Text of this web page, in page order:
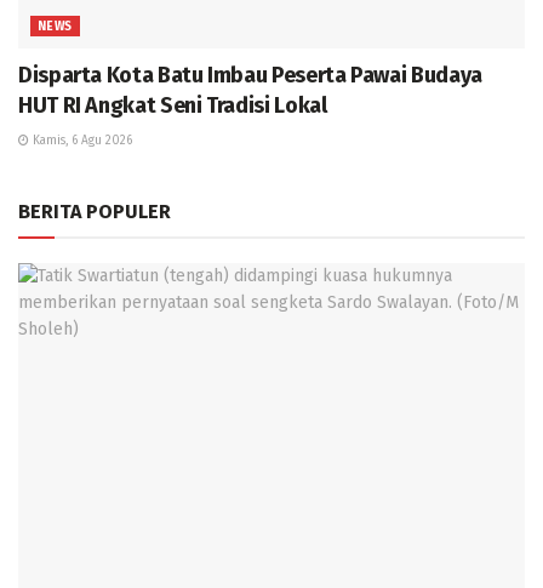
NEWS
Disparta Kota Batu Imbau Peserta Pawai Budaya
HUT RI Angkat Seni Tradisi Lokal
Kamis, 6 Agu 2026
BERITA POPULER